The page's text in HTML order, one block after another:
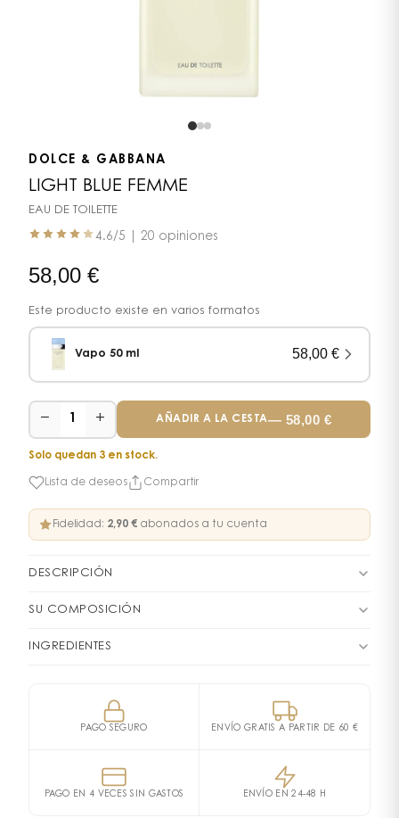
DOLCE & GABBANA
LIGHT BLUE FEMME
EAU DE TOILETTE
4.6/5 | 20 opiniones
58,00 €
Este producto existe en varios formatos
Vapo 50 ml 58,00€
− 1 + AÑADIR A LA CESTA— 58,00 €
Solo quedan 3 en stock.
Lista de deseos Compartir
Fidelidad: 2,90 € abonados a tu cuenta
DESCRIPCIÓN
Parfum Light Blue – El icono
mediterráneo de Dolce &
Una fragancia luminosa e intemporal
radiante y llena de vitalidad. Verdadero homenaje al
SU COMPOSICIÓN
FAMILIA OLFATIVA
Notas de salida
Notas de corazón
Bambú Jazmín Rosa Blanca
INGREDIENTES
LIMONENE, ETHYLHEXYL METHOXYCINNAMATE,
DIETHYLAMINO HYDROXYBENZOYL HEXYL BENZOATE,
PAGO SEGURO ENVÍO GRATIS A PARTIR DE 60 €
PAGO EN 4 VECES SIN GASTOS ENVÍO EN 24-48 H